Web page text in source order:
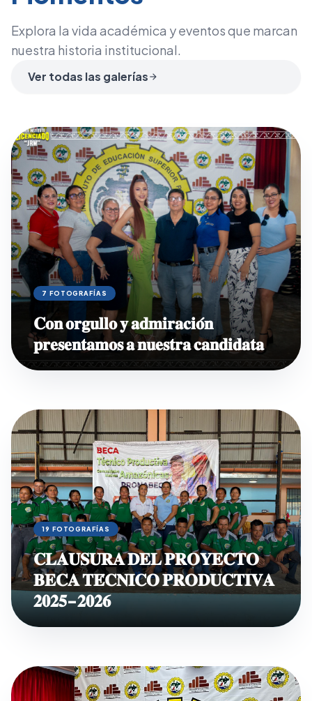
Explora la vida académica y eventos que marcan
nuestra historia institucional.
Ver todas las galerías arrow_forward
7 FOTOGRAFÍAS
𝐂𝐨𝐧 𝐨𝐫𝐠𝐮𝐥𝐥𝐨 𝐲 𝐚𝐝𝐦𝐢𝐫𝐚𝐜𝐢𝐨́𝐧
𝐩𝐫𝐞𝐬𝐞𝐧𝐭𝐚𝐦𝐨𝐬 𝐚 𝐧𝐮𝐞𝐬𝐭𝐫𝐚 𝐜𝐚𝐧𝐝𝐢𝐝𝐚𝐭𝐚
19 FOTOGRAFÍAS
𝐂𝐋𝐀𝐔𝐒𝐔𝐑𝐀 𝐃𝐄𝐋 𝐏𝐑𝐎𝐘𝐄𝐂𝐓𝐎
𝐁𝐄𝐂𝐀 𝐓𝐄́𝐂𝐍𝐈𝐂𝐎 𝐏𝐑𝐎𝐃𝐔𝐂𝐓𝐈𝐕𝐀
𝟐𝟎𝟐𝟓-𝟐𝟎𝟐𝟔